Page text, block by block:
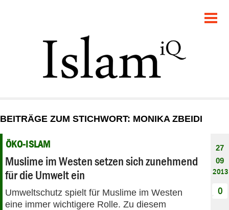
GESELLSCHAFT
STARTSEITE
DEBATTE
PANORAMA
BEITRÄGE ZUM STICHWORT: MONIKA ZBEIDI
ÖKO-ISLAM
Muslime im Westen setzen sich zunehmend
für die Umwelt ein
Umweltschutz spielt für Muslime im Westen
eine immer wichtigere Rolle. Zu diesem
27
09
2013
0